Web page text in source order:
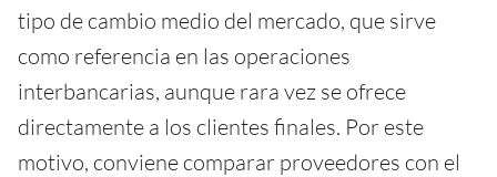
tipo de cambio medio del mercado, que sirve
como referencia en las operaciones
interbancarias, aunque rara vez se ofrece
directamente a los clientes finales. Por este
motivo, conviene comparar proveedores con el